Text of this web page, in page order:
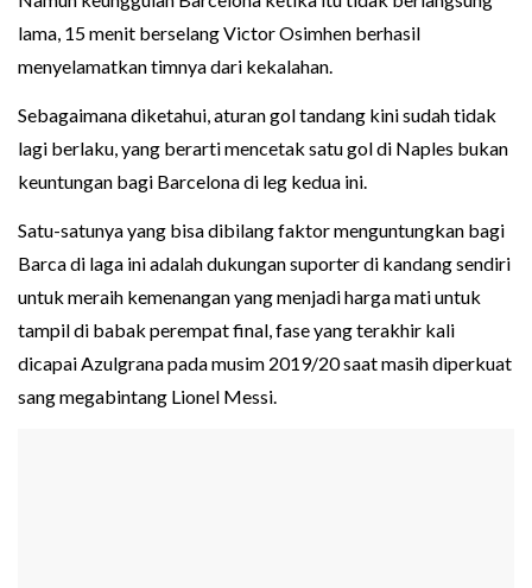
lama, 15 menit berselang Victor Osimhen berhasil
menyelamatkan timnya dari kekalahan.
Sebagaimana diketahui, aturan gol tandang kini sudah tidak
lagi berlaku, yang berarti mencetak satu gol di Naples bukan
keuntungan bagi Barcelona di leg kedua ini.
Satu-satunya yang bisa dibilang faktor menguntungkan bagi
Barca di laga ini adalah dukungan suporter di kandang sendiri
untuk meraih kemenangan yang menjadi harga mati untuk
tampil di babak perempat final, fase yang terakhir kali
dicapai Azulgrana pada musim 2019/20 saat masih diperkuat
sang megabintang Lionel Messi.